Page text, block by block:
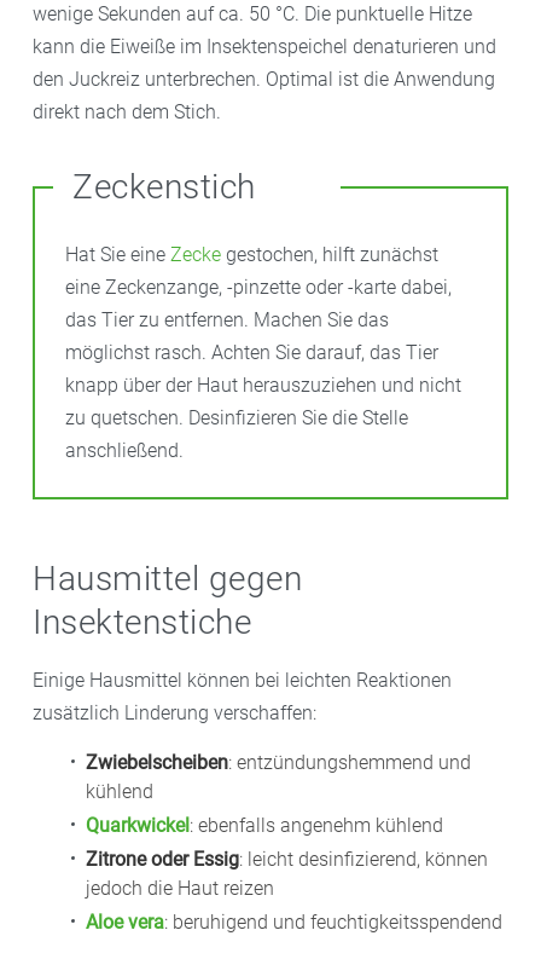
wenige Sekunden auf ca. 50 °C. Die punktuelle Hitze
kann die Eiweiße im Insektenspeichel denaturieren und
den Juckreiz unterbrechen. Optimal ist die Anwendung
direkt nach dem Stich.
Zeckenstich
Hat Sie eine Zecke gestochen, hilft zunächst
eine Zeckenzange, -pinzette oder -karte dabei,
das Tier zu entfernen. Machen Sie das
möglichst rasch. Achten Sie darauf, das Tier
knapp über der Haut herauszuziehen und nicht
zu quetschen. Desinfizieren Sie die Stelle
anschließend.
Hausmittel gegen
Insektenstiche
Einige Hausmittel können bei leichten Reaktionen
zusätzlich Linderung verschaffen:
Zwiebelscheiben: entzündungshemmend und
kühlend
Quarkwickel: ebenfalls angenehm kühlend
Zitrone oder Essig: leicht desinfizierend, können
jedoch die Haut reizen
Aloe vera: beruhigend und feuchtigkeitsspendend